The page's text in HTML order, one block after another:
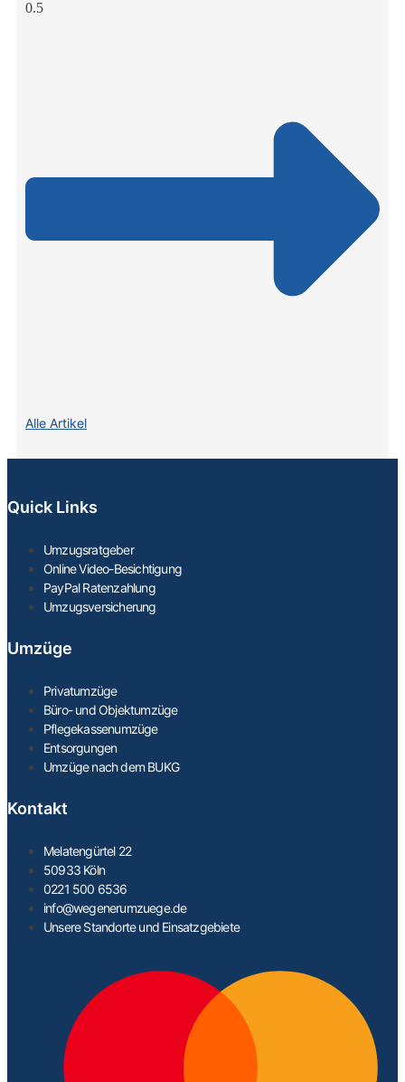
Alle Artikel
Quick Links
Umzugsratgeber
Online Video-Besichtigung
PayPal Ratenzahlung
Umzugsversicherung
Umzüge
Privatumzüge
Büro- und Objektumzüge
Pflegekassenumzüge
Entsorgungen
Umzüge nach dem BUKG
Kontakt
Melatengürtel 22
50933 Köln
0221 500 6536
info@wegenerumzuege.de
Unsere Standorte und Einsatzgebiete